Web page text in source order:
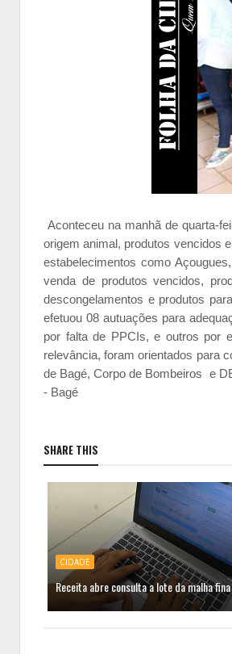
Aconteceu na manhã de quarta-
origem animal, produtos vencidos
estabelecimentos como
venda de produtos vencidos,
descongelamentos e produtos
efetuou 08 autuações para
por falta de PPCIs, e outros por
relevância, foram orientados para
de Bagé, Corpo de Bombeiros e
- Bagé
SHARE THIS
CIDADE
Receita abre consulta a lote da malha